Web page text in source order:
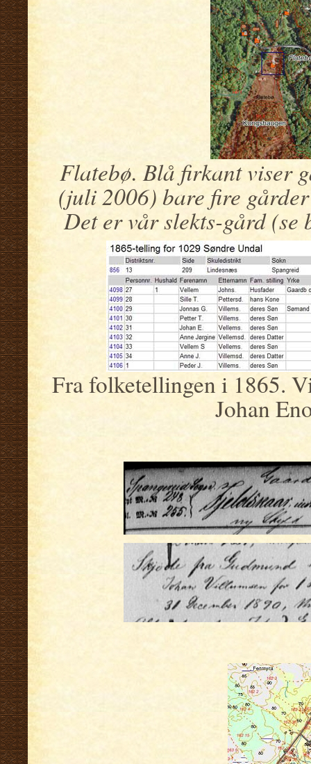
Flatebø. Blå firkant viser
(juli 2006) bare fire
Det er vår slekts-gård
Fra folketellingen i 1865.
Johan